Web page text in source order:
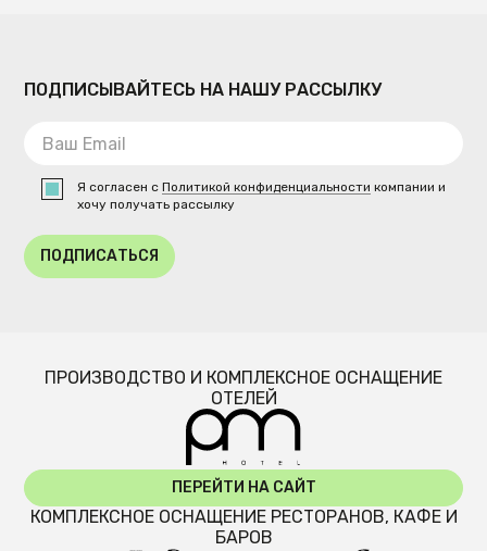
ПОДПИСЫВАЙТЕСЬ НА НАШУ РАССЫЛКУ
Я согласен сПолитикой конфиденциальности компании и
хочу получать рассылку
ПОДПИСАТЬСЯ
ПРОИЗВОДСТВО И КОМПЛЕКСНОЕ ОСНАЩЕНИЕ
ОТЕЛЕЙ
ПЕРЕЙТИ НА САЙТ
КОМПЛЕКСНОЕ ОСНАЩЕНИЕ РЕСТОРАНОВ, КАФЕ И
БАРОВ